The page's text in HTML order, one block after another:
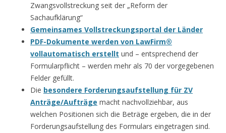
Zwangsvollstreckung seit der „Reform der
Sachaufklärung“
Gemeinsames Vollstreckungsportal der Länder
PDF-Dokumente werden von LawFirm®
vollautomatisch erstellt und – entsprechend der
Formularpflicht – werden mehr als 70 der vorgegebenen
Felder gefüllt.
Die besondere Forderungsaufstellung für ZV
Anträge/Aufträge macht nachvollziehbar, aus
welchen Positionen sich die Beträge ergeben, die in der
Forderungsaufstellung des Formulars eingetragen sind.